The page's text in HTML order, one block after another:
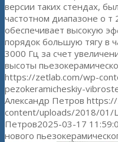
версии таких стендах,
частотном диапазоне о т
обеспечивает высокую
порядок большую тягу в
3000 Гц за счет
высоты
https://zetlab.com/wp-
pezokeramicheskiy-
Александр Петров
content/uploads/2018/01/
Петров2025-03-17
нового